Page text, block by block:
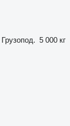
Грузопод. 5 000 кг